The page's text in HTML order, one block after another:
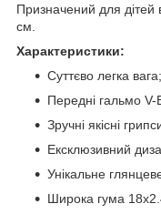
Призначений для дітей
см.
Характеристики:
Суттєво легка вага;
Передні гальмо V-
Зручні якісні
Ексклюзивний
Унікальне
Широка гума